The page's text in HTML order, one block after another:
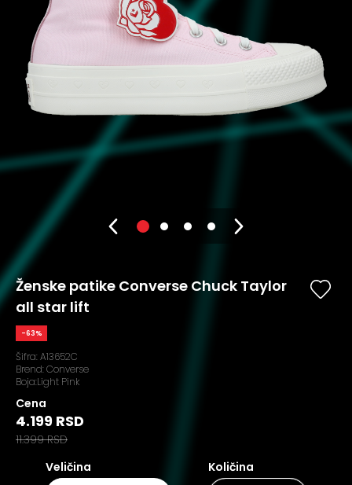
Ženske patike Converse Chuck Taylor
all star lift
-63%
Šifra:A13652C
Brend:Converse
Boja:Light Pink
Cena
4.199 RSD
11.399 RSD
Veličina
Količina